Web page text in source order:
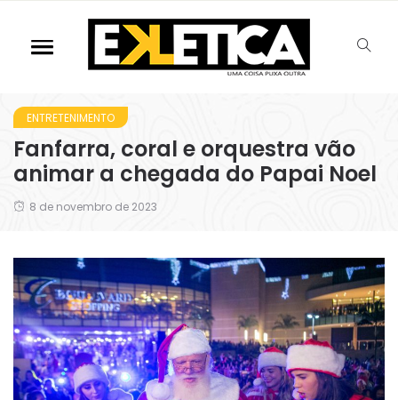
ENTRETENIMENTO
Fanfarra, coral e orquestra vão
animar a chegada do Papai Noel
8 de novembro de 2023